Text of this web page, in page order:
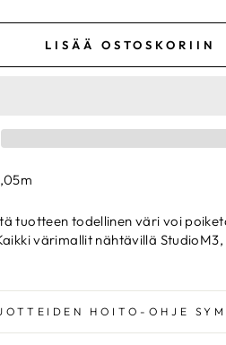
LISÄÄ OSTOSKORIIN
tuotteen todellinen väri voi
värimallit nähtävillä StudioM3,
HOITO-OHJE